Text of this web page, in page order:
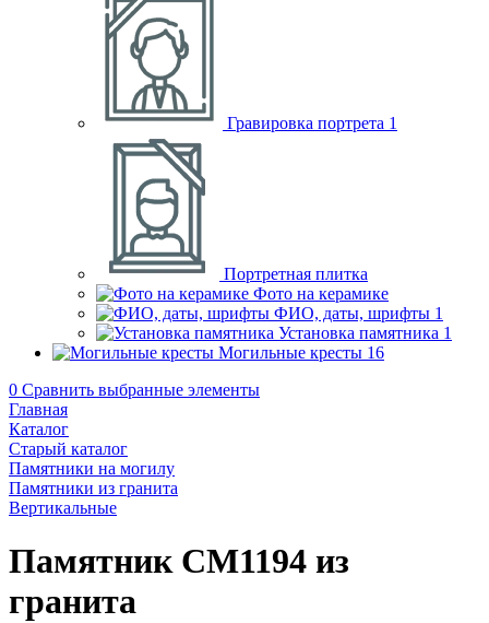
Гравировка портрета 1
Портретная плитка
Фото на керамике
ФИО, даты, шрифты 1
Установка памятника 1
Могильные кресты 16
0 Сравнить выбранные элементы
Главная
Каталог
Старый каталог
Памятники на могилу
Памятники из гранита
Вертикальные
Памятник CM1194 из
гранита